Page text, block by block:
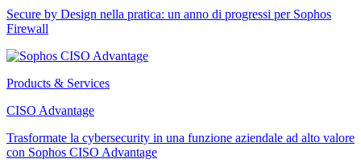
Secure by Design nella pratica: un anno di progressi per Sophos
Firewall
Products & Services
CISO Advantage
Trasformate la cybersecurity in una funzione aziendale ad alto valore
con Sophos CISO Advantage